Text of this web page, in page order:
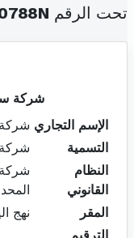
تحت الرقم
شركة
الإسم التجاري
التسمية
النظام
القانوني
المقر
نهج